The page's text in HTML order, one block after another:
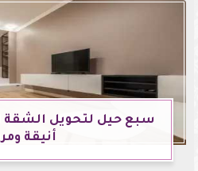
سبع حيل لتحويل الشقة
أنيقة